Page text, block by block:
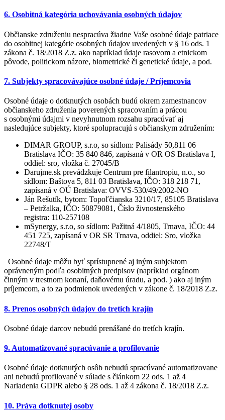
6. Osobitná kategória uchovávania osobných údajov
Občianske združeniu nespracúva žiadne Vaše osobné údaje patriace
do osobitnej kategórie osobných údajov uvedených v § 16 ods. 1
zákona č. 18/2018 Z.z. ako napríklad údaje rasovom a etnickom
pôvode, politickom názore, biometrické či genetické údaje, a pod.
7. Subjekty spracovávajúce osobné údaje / Príjemcovia
Osobné údaje o dotknutých osobách budú okrem zamestnancov
občianskeho združenia poverených spracovaním a prácou
s osobnými údajmi v nevyhnutnom rozsahu spracúvať aj
nasledujúce subjekty, ktoré spolupracujú s občianskym združením:
DIMAR GROUP, s.r.o, so sídlom: Palisády 50,811 06
Bratislava IČO: 35 840 846, zapísaná v OR OS Bratislava I,
oddiel: sro, vložka č. 27045/B
Darujme.sk prevádzkuje Centrum pre filantropiu, n.o., so
sídlom: Baštova 5, 811 03 Bratislava, IČO: 318 218 71,
zapísaná v OÚ Bratislava: OVVS-530/49/2002-NO
Ján Rešutík, bytom: Topoľčianska 3210/17, 85105 Bratislava
– Petržalka, IČO: 50879081, Číslo živnostenského
registra: 110-257108
mSynergy, s.r.o, so sídlom: Pažitná 4/1805, Trnava, IČO: 44
451 725, zapísaná v OR SR Trnava, oddiel: Sro, vložka
22748/T
Osobné údaje môžu byť sprístupnené aj iným subjektom
oprávneným podľa osobitných predpisov (napríklad orgánom
činným v trestnom konaní, daňovému úradu, a pod. ) ako aj iným
príjemcom, a to za podmienok uvedených v zákone č. 18/2018 Z.z.
8. Prenos osobných údajov do tretích krajín
Osobné údaje darcov nebudú prenášané do tretích krajín.
9. Automatizované spracúvanie a profilovanie
Osobné údaje dotknutých osôb nebudú spracúvané automatizovane
ani nebudú profilované v súlade s článkom 22 ods. 1 až 4
Nariadenia GDPR alebo § 28 ods. 1 až 4 zákona č. 18/2018 Z.z.
10. Práva dotknutej osoby